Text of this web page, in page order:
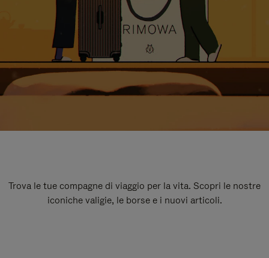
Trova le tue compagne di viaggio per la vita. Scopri le nostre
iconiche valigie, le borse e i nuovi articoli.